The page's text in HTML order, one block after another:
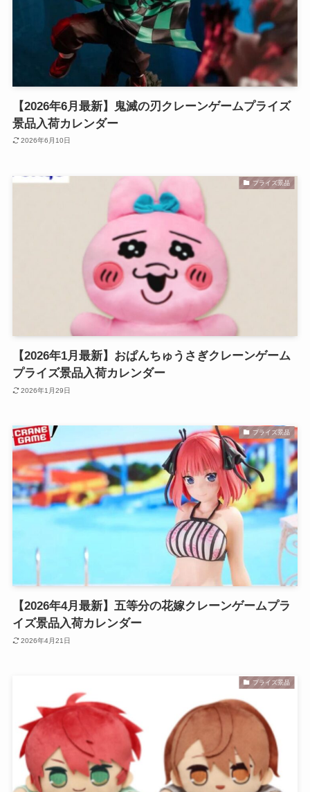
【2026年6月最新】鬼滅の刃クレーンゲームプライズ
景品入荷カレンダー
2026年6月10日
プライズ景品
【2026年1月最新】おぱんちゅうさぎクレーンゲーム
プライズ景品入荷カレンダー
2026年1月29日
プライズ景品
【2026年4月最新】五等分の花嫁クレーンゲームプラ
イズ景品入荷カレンダー
2026年4月21日
プライズ景品